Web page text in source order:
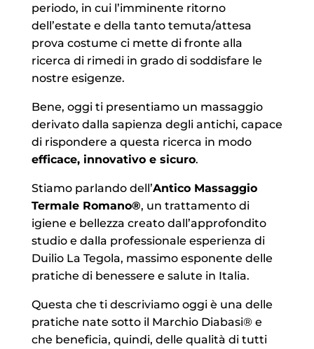
periodo, in cui l’imminente ritorno
dell’estate e della tanto temuta/attesa
prova costume ci mette di fronte alla
ricerca di rimedi in grado di soddisfare le
nostre esigenze.
Bene, oggi ti presentiamo un massaggio
derivato dalla sapienza degli antichi, capace
di rispondere a questa ricerca in modo
efficace, innovativo e sicuro.
Stiamo parlando dell’Antico Massaggio
Termale Romano®, un trattamento di
igiene e bellezza creato dall’approfondito
studio e dalla professionale esperienza di
Duilio La Tegola, massimo esponente delle
pratiche di benessere e salute in Italia.
Questa che ti descriviamo oggi è una delle
pratiche nate sotto il Marchio Diabasi® e
che beneficia, quindi, delle qualità di tutti